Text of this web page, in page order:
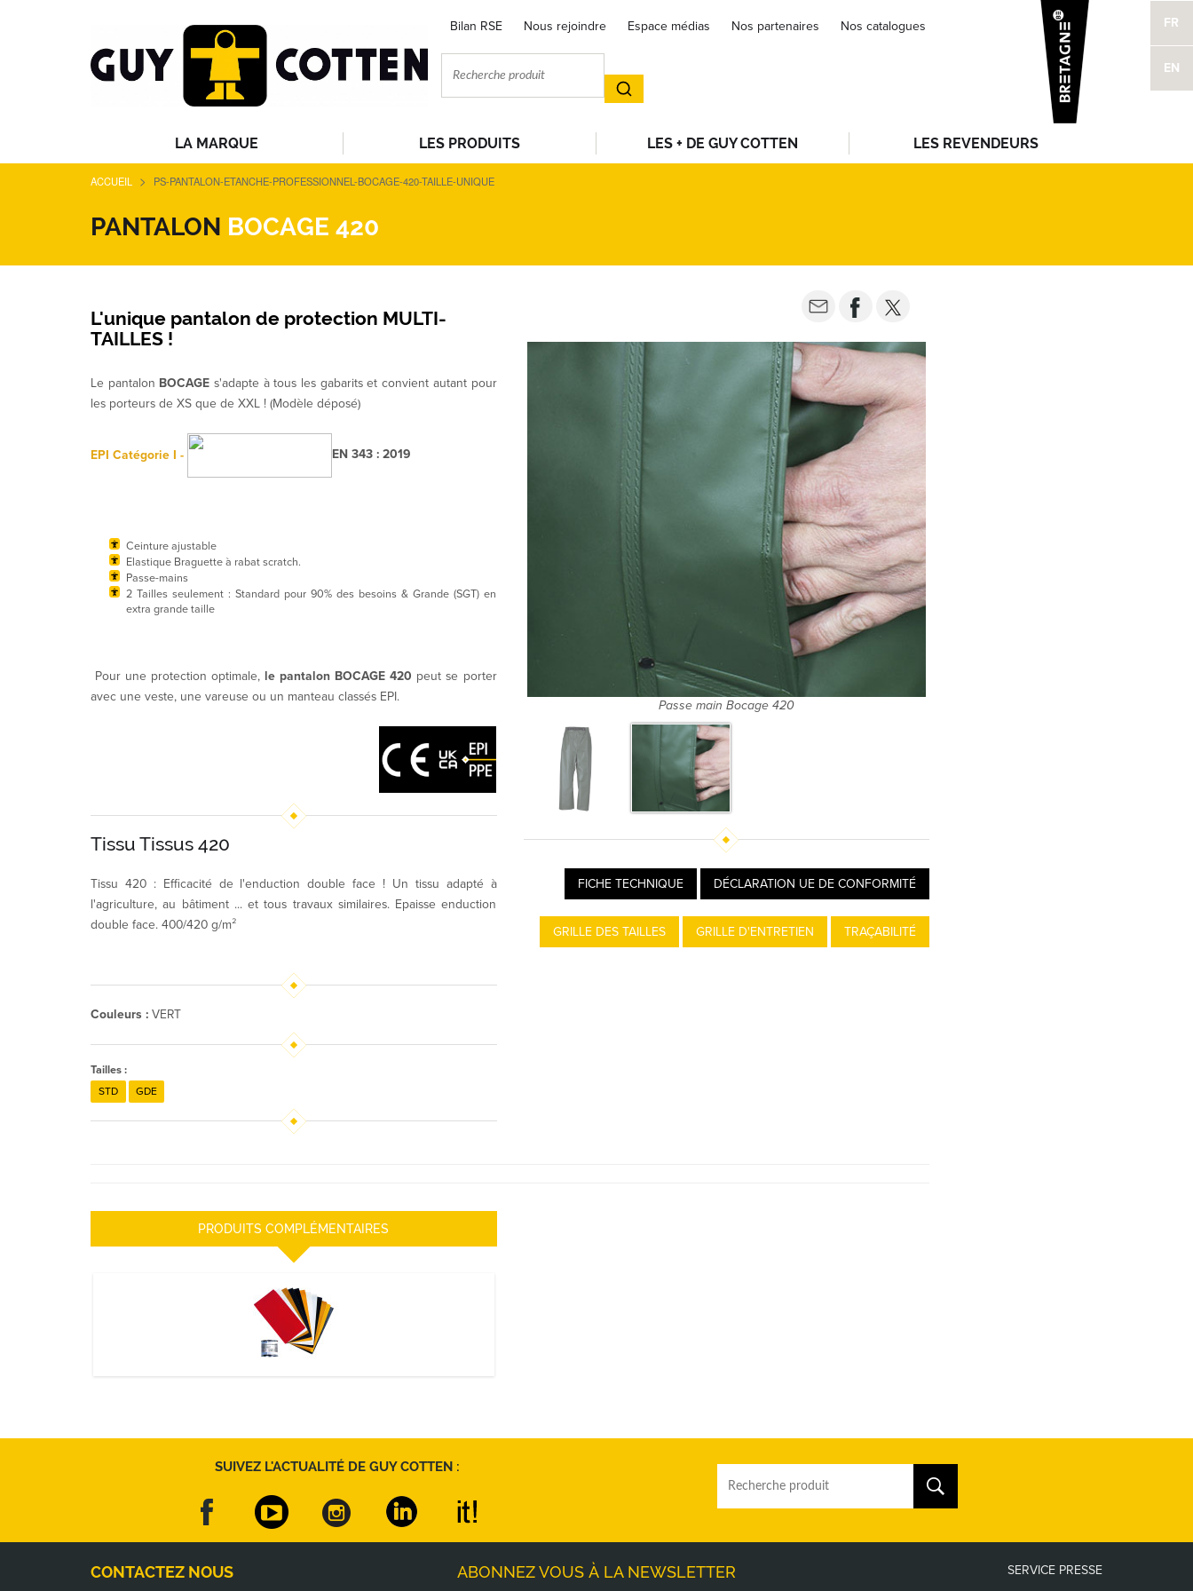
FR
EN
Bilan RSE Nous rejoindre Espace médias Nos partenaires Nos catalogues
LA MARQUE LES PRODUITS LES + DE GUY COTTEN LES REVENDEURS
ACCUEIL > PS-PANTALON-ETANCHE-PROFESSIONNEL-BOCAGE-420-TAILLE-UNIQUE
PANTALON BOCAGE 420
L'unique pantalon de protection MULTI-
TAILLES !
Le pantalon BOCAGE s'adapte à tous les gabarits et convient autant pour
les porteurs de XS que de XXL ! (Modèle déposé)
EPI Catégorie I - EN 343 : 2019
Ceinture ajustable
Elastique Braguette à rabat scratch.
Passe-mains
2 Tailles seulement : Standard pour 90% des besoins & Grande (SGT) en
extra grande taille
Pour une protection optimale,le pantalon BOCAGE 420 peut se porter
avec une veste, une vareuse ou un manteau classés EPI.
Tissu Tissus 420
Tissu 420 : Efficacité de l'enduction double face ! Un tissu adapté à
l'agriculture, au bâtiment ... et tous travaux similaires. Epaisse enduction
double face. 400/420 g/m²
Couleurs : VERT
Tailles :
STD GDE
Pantalon BOCAGE 420 Passe main Bocage 420
FICHE TECHNIQUE DÉCLARATION UE DE CONFORMITÉ
GRILLE DES TAILLES GRILLE D'ENTRETIEN TRAÇABILITÉ
PRODUITS COMPLÉMENTAIRES
NÉCESSAIRE DE REPARATION
SUIVEZ L'ACTUALITÉ DE GUY COTTEN :
CONTACTEZ NOUS ABONNEZ VOUS À LA NEWSLETTER SERVICE PRESSE